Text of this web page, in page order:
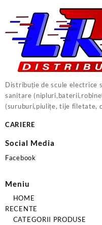
Distribuție de scule electrice
sanitare
(suruburi,piulițe, tije filetate,
CARIERE
Social Media
Facebook
Meniu
HOME
RECENTE
CATEGORII PRODUSE